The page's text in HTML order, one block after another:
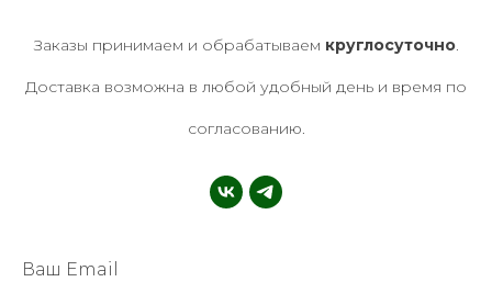
Заказы принимаем и обрабатываем круглосуточно.
Доставка возможна в любой удобный день и время по
согласованию.
Ваш Email